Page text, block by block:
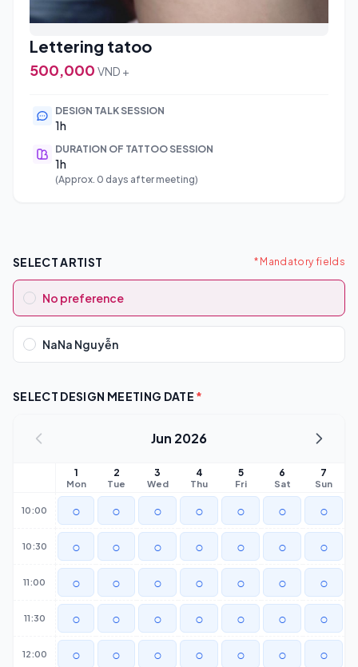
Lettering tatoo
500,000 VND +
DESIGN TALK SESSION
1h
DURATION OF TATTOO SESSION
1h
(Approx. 0 days after meeting)
SELECT ARTIST * Mandatory fields
No preference
NaNa Nguyễn
SELECT DESIGN MEETING DATE *
Jun 2026
1
Mon
2
Tue
3
Wed
4
Thu
5
Fri
6
Sat
7
Sun
10:00 ○ ○ ○ ○ ○ ○ ○
10:30 ○ ○ ○ ○ ○ ○ ○
11:00 ○ ○ ○ ○ ○ ○ ○
11:30 ○ ○ ○ ○ ○ ○ ○
12:00 ○ ○ ○ ○ ○ ○ ○